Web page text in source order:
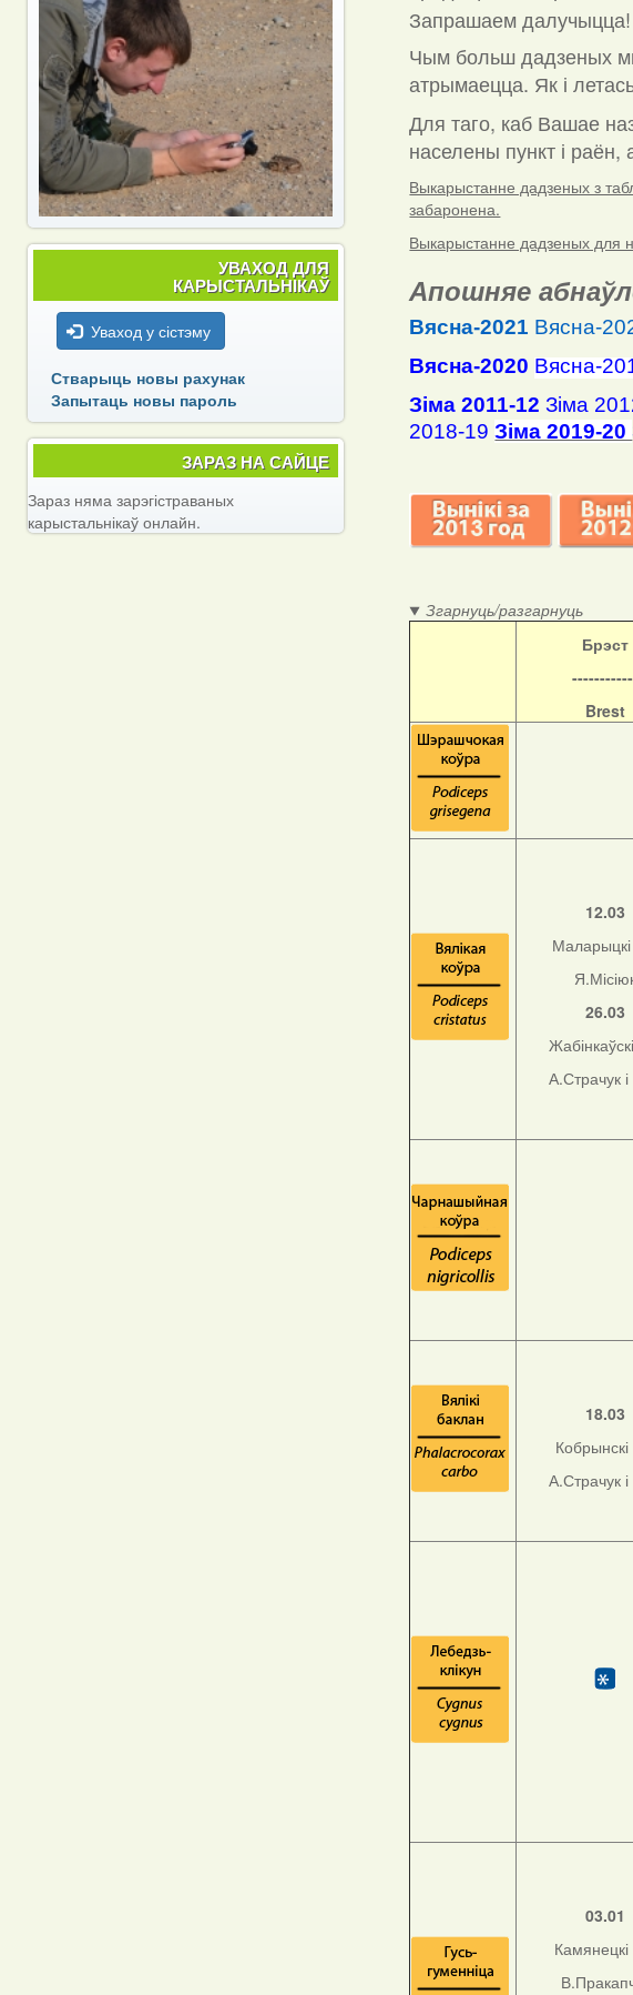
Запрашаем далучыцца!
Чым больш дадзеных
атрымаецца. Як і
Для таго, каб Вашае
населены пункт і раён,
Выкарыстанне дадзеных з
забаронена.
Выкарыстанне дадзеных для
Апошняе
Вясна-2021 Вясна-
Вясна-2020 Вясна-
Зіма 2011-12 Зіма
2018-19 Зіма 2019-20
Згарнуць/разгарнуць
Брэст
Brest
12.03
26.03
А.Страчук і
18.03
А.Страчук і
03.01
УВАХОД ДЛЯ
КАРЫСТАЛЬНІКАЎ
Уваход у сістэму
Стварыць новы рахунак
Запытаць новы пароль
ЗАРАЗ НА САЙЦЕ
Зараз няма зарэгістраваных
карыстальнікаў онлайн.